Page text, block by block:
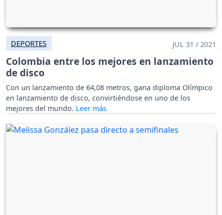
DEPORTES JUL 31 / 2021
Colombia entre los mejores en lanzamiento
de disco
Con un lanzamiento de 64,08 metros, gana diploma Olímpico
en lanzamiento de disco, convirtiéndose en uno de los
mejores del mundo.